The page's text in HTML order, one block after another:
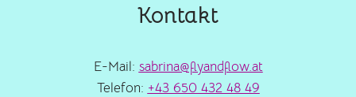
Kontakt
E-Mail: sabrina@flyandflow.at
Telefon: +43 650 432 48 49